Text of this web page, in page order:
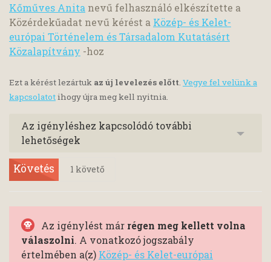
Kőműves Anita nevű felhasználó elkészítette a
Közérdekűadat nevű kérést a Közép- és Kelet-
európai Történelem és Társadalom Kutatásért
Közalapítvány -hoz
Ezt a kérést lezártuk az új levelezés előtt. Vegye fel velünk a
kapcsolatotihogy újra meg kell nyitnia.
Az igényléshez kapcsolódó további
lehetőségek
Követés 1 követő
Az igénylést már régen meg kellett volna
válaszolni. A vonatkozó jogszabály
értelmében a(z) Közép- és Kelet-európai